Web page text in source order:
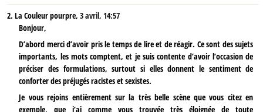
2. La Couleur pourpre,3 avril, 14:57
Bonjour,
D’abord merci d’avoir pris le temps de lire et de réagir. Ce sont des sujets
importants, les mots comptent, et je suis contente d’avoir l’occasion de
préciser des formulations, surtout si elles donnent le sentiment de
conforter des préjugés racistes et sexistes.
Je vous rejoins entièrement sur la très belle scène que vous citez en
exemple, que j’ai comme vous trouvée très éloignée de toute